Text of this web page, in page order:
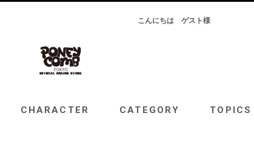
こんにちはゲスト様
CHARACTER CATEGORY TOPICS